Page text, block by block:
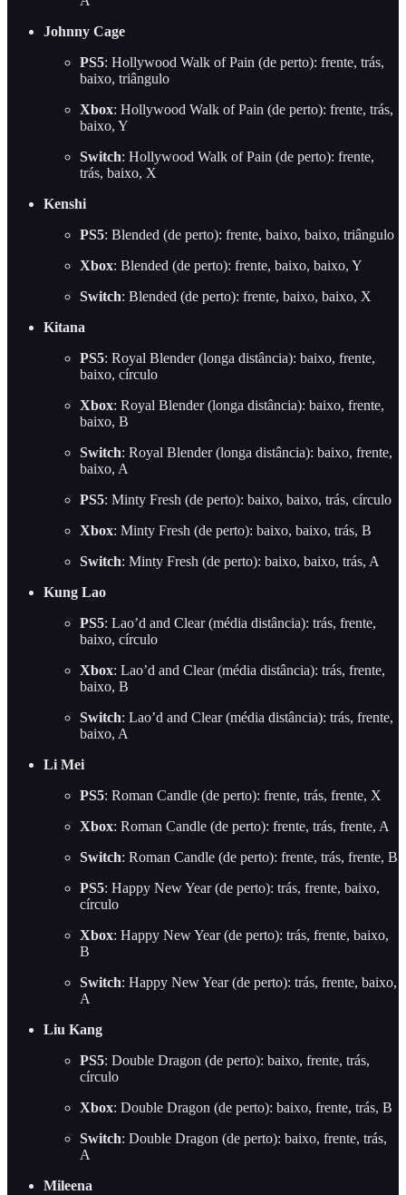
Johnny Cage
PS5: Hollywood Walk of Pain (de perto): frente, trás,
baixo, triângulo
Xbox: Hollywood Walk of Pain (de perto): frente, trás,
baixo, Y
Switch: Hollywood Walk of Pain (de perto): frente,
trás, baixo, X
Kenshi
PS5: Blended (de perto): frente, baixo, baixo, triângulo
Xbox: Blended (de perto): frente, baixo, baixo, Y
Switch: Blended (de perto): frente, baixo, baixo, X
Kitana
PS5: Royal Blender (longa distância): baixo, frente,
baixo, círculo
Xbox: Royal Blender (longa distância): baixo, frente,
baixo, B
Switch: Royal Blender (longa distância): baixo, frente,
baixo, A
PS5: Minty Fresh (de perto): baixo, baixo, trás, círculo
Xbox: Minty Fresh (de perto): baixo, baixo, trás, B
Switch: Minty Fresh (de perto): baixo, baixo, trás, A
Kung Lao
PS5: Lao’d and Clear (média distância): trás, frente,
baixo, círculo
Xbox: Lao’d and Clear (média distância): trás, frente,
baixo, B
Switch: Lao’d and Clear (média distância): trás, frente,
baixo, A
Li Mei
PS5: Roman Candle (de perto): frente, trás, frente, X
Xbox: Roman Candle (de perto): frente, trás, frente, A
Switch: Roman Candle (de perto): frente, trás, frente, B
PS5: Happy New Year (de perto): trás, frente, baixo,
círculo
Xbox: Happy New Year (de perto): trás, frente, baixo,
B
Switch: Happy New Year (de perto): trás, frente, baixo,
A
Liu Kang
PS5: Double Dragon (de perto): baixo, frente, trás,
círculo
Xbox: Double Dragon (de perto): baixo, frente, trás, B
Switch: Double Dragon (de perto): baixo, frente, trás,
A
Mileena